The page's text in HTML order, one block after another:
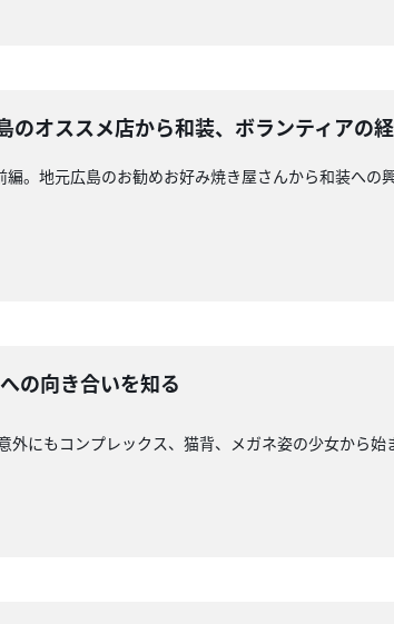
のオススメ店から和装、ボランティアの
。地元広島のお勧めお好み焼き屋さんから和装へ
の向き合いを知る
外にもコンプレックス、猫背、メガネ姿の少女から始